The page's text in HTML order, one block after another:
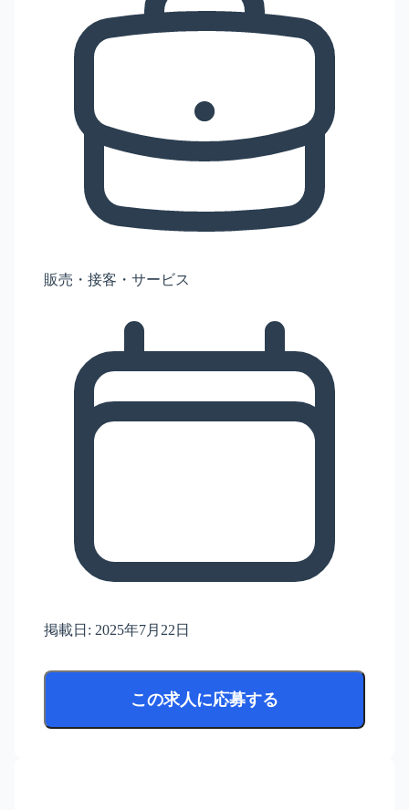
販売・接客・サービス
掲載日: 2025年7月22日
この求人に応募する